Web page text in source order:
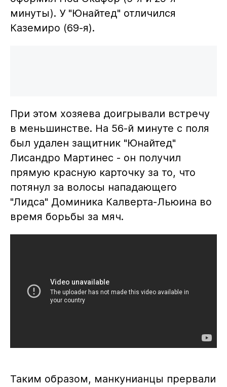
минуты). У "Юнайтед" отличился
Каземиро (69-я).
При этом хозяева доигрывали встречу
в меньшинстве. На 56-й минуте с поля
был удален защитник "Юнайтед"
Лисандро Мартинес - он получил
прямую красную карточку за то, что
потянул за волосы нападающего
"Лидса" Доминика Калверта-Льюина во
время борьбы за мяч.
Таким образом, манкунианцы прервали